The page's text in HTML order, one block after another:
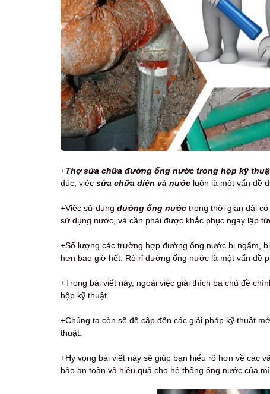
+Thợsửa chữa đường ống nước trong hộp kỹ
đúc, việc sửa chữa điện và nước luôn là một vấn đề
+Việc sử dụng đường ống nước trong thời gian dài
sử dụng nước, và cần phải được khắc phục ngay lập
+Số lượng các trường hợp đường ống nước bị ngấm,
hơn bao giờ hết. Rò rỉ đường ống nước là một vấn đề
+Trong bài viết này, ngoài việc giải thích ba chủ đề
hộp kỹ thuật.
+Chúng ta còn sẽ đề cập đến các giải pháp kỹ thuật
thuật.
+Hy vọng bài viết này sẽ giúp bạn hiểu rõ hơn về các
bảo an toàn và hiệu quả cho hệ thống ống nước của